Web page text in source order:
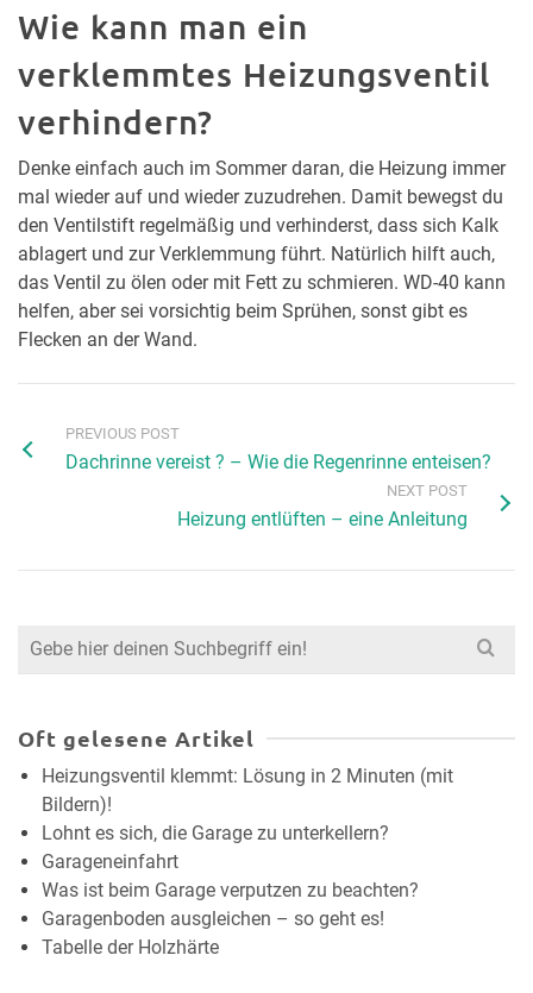
Wie kann man ein
verklemmtes Heizungsventil
verhindern?
Denke einfach auch im Sommer daran, die Heizung immer
mal wieder auf und wieder zuzudrehen. Damit bewegst du
den Ventilstift regelmäßig und verhinderst, dass sich Kalk
ablagert und zur Verklemmung führt. Natürlich hilft auch,
das Ventil zu ölen oder mit Fett zu schmieren. WD-40 kann
helfen, aber sei vorsichtig beim Sprühen, sonst gibt es
Flecken an der Wand.
PREVIOUS POST
Dachrinne vereist ? – Wie die Regenrinne enteisen?
NEXT POST
Heizung entlüften – eine Anleitung
Search
Oft gelesene Artikel
Heizungsventil klemmt: Lösung in 2 Minuten (mit
Bildern)!
Lohnt es sich, die Garage zu unterkellern?
Garageneinfahrt
Was ist beim Garage verputzen zu beachten?
Garagenboden ausgleichen – so geht es!
Tabelle der Holzhärte